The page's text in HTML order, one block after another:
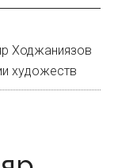
Ходжаниязов
художеств